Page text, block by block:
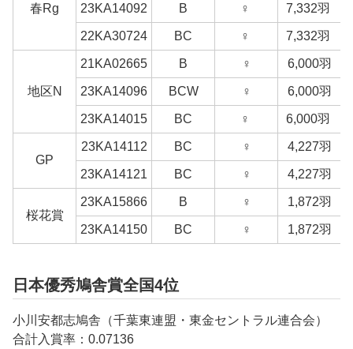
春Rg 23KA14092 B ♀ 7,332羽
22KA30724 BC ♀ 7,332羽
地区N
21KA02665 B ♀ 6,000羽
23KA14096 BCW ♀ 6,000羽
23KA14015 BC ♀ 6,000羽
GP
23KA14112 BC ♀ 4,227羽
23KA14121 BC ♀ 4,227羽
桜花賞
23KA15866 B ♀ 1,872羽
23KA14150 BC ♀ 1,872羽
日本優秀鳩舎賞全国4位
小川安都志鳩舎（千葉東連盟・東金セントラル連合会）
合計入賞率：0.07136